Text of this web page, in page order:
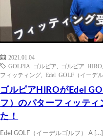
2021.01.04
GOLPIA ゴルピア
ゴルピア HIRO
フィッティング ,Edel GOLF（イーデル
ゴルピアHIROがEdel
フ）のパターフィッティ
た！
Edel GOLF（イーデルゴルフ） A […]